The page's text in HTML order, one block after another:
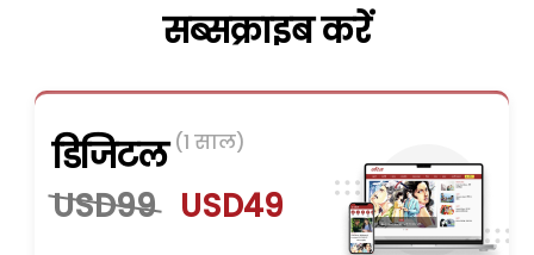
सब्सक्राइब करें
डिजिटल (1 साल)
USD99 USD49